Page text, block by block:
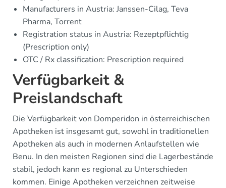
Manufacturers in Austria: Janssen-Cilag, Teva
Pharma, Torrent
Registration status in Austria: Rezeptpflichtig
(Prescription only)
OTC / Rx classification: Prescription required
Verfügbarkeit &
Preislandschaft
Die Verfügbarkeit von Domperidon in österreichischen
Apotheken ist insgesamt gut, sowohl in traditionellen
Apotheken als auch in modernen Anlaufstellen wie
Benu. In den meisten Regionen sind die Lagerbestände
stabil, jedoch kann es regional zu Unterschieden
kommen. Einige Apotheken verzeichnen zeitweise